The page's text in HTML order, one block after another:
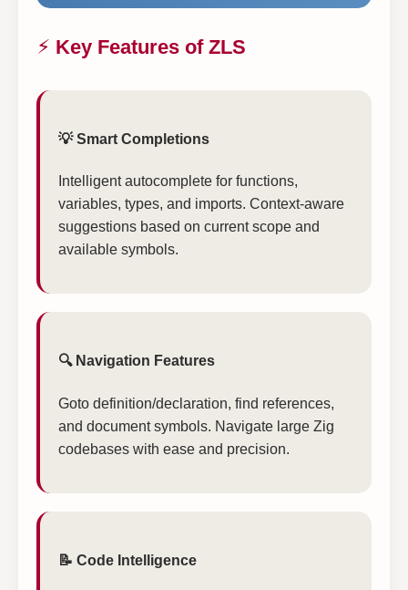
⚡ Key Features of ZLS
💡 Smart Completions
Intelligent autocomplete for functions,
variables, types, and imports. Context-aware
suggestions based on current scope and
available symbols.
🔍 Navigation Features
Goto definition/declaration, find references,
and document symbols. Navigate large Zig
codebases with ease and precision.
📝 Code Intelligence